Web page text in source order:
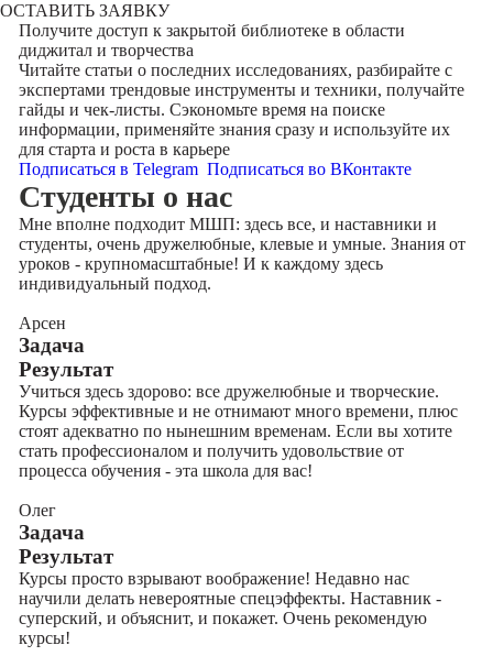
ОСТАВИТЬ ЗАЯВКУ
Получите доступ к закрытой библиотекев области
диджитал и творчества
Читайте статьи о последних исследованиях, разбирайте с
экспертами трендовые инструменты и техники, получайте
гайды и чек-листы. Сэкономьте время на поиске
информации, применяйте знания сразу и используйте их
для старта и роста в карьере
Подписаться в Telegram Подписаться во ВКонтакте
Cтуденты о нас
Мне вполне подходит МШП: здесь все, и наставники и
студенты, очень дружелюбные, клевые и умные. Знания от
уроков - крупномасштабные! И к каждому здесь
индивидуальный подход.
Арсен
Задача
Результат
Учиться здесь здорово: все дружелюбные и творческие.
Курсы эффективные и не отнимают много времени, плюс
стоят адекватно по нынешним временам. Если вы хотите
стать профессионалом и получить удовольствие от
процесса обучения - эта школа для вас!
Олег
Задача
Результат
Курсы просто взрывают воображение! Недавно нас
научили делать невероятные спецэффекты. Наставник -
суперский, и объяснит, и покажет. Очень рекомендую
курсы!